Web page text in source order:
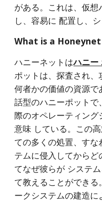
がある。これは、仮
し、容易に 配置し、
What is a Honeynet
ハニーネットはハニー
ポットは、探査され
何者かの価値の資源
話型のハニーポット
際のオペレーティン
意味 している。この
ての多くの処置、す
テムに侵入してから
てなぜ彼らが システ
て教えることができ
ークシステムの建造